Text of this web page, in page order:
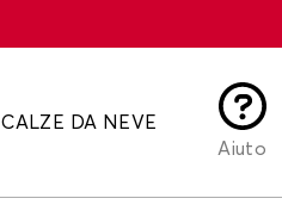
CALZE DA NEVE
Aiuto